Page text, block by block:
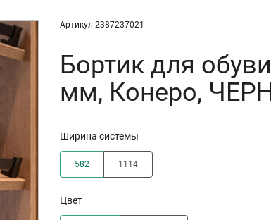
Артикул 2387237021
Бортик для
мм, Конеро,
Ширина системы
582 1114
Цвет